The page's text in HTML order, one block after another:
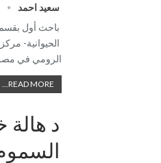
سعيد احمد
باحث أول بقسم
الحيوانية-
الرومي في
READ MORE...
د هالة